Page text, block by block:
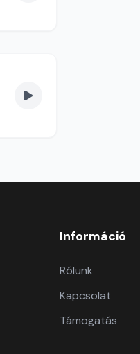
Információ
Rólunk
Kapcsolat
Támogatás